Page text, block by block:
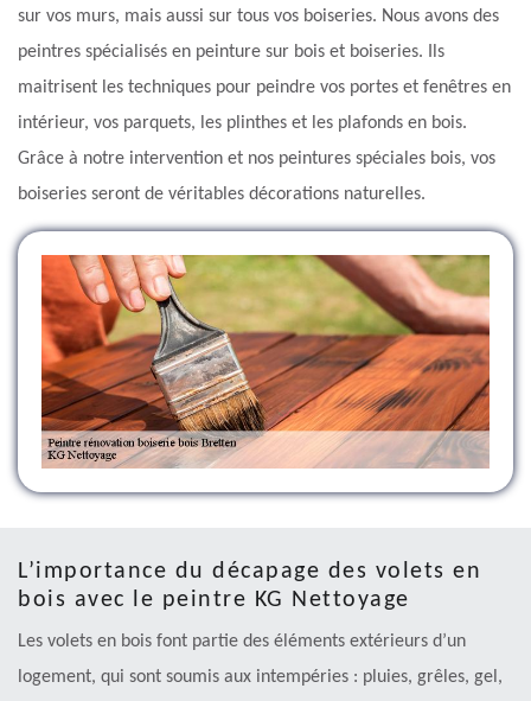
sur vos murs, mais aussi sur tous vos boiseries. Nous avons des
peintres spécialisés en peinture sur bois et boiseries. Ils
maitrisent les techniques pour peindre vos portes et fenêtres en
intérieur, vos parquets, les plinthes et les plafonds en bois.
Grâce à notre intervention et nos peintures spéciales bois, vos
boiseries seront de véritables décorations naturelles.
L’importance du décapage des volets en
bois avec le peintre KG Nettoyage
Les volets en bois font partie des éléments extérieurs d’un
logement, qui sont soumis aux intempéries : pluies, grêles, gel,